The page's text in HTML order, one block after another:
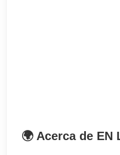
🌍 Acerca de EN